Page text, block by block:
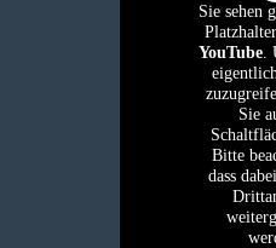
Sie sehen
YouTube.
Sie
Bitte
dass